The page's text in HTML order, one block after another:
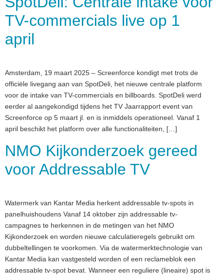
TV-commercials live op 1
april
Amsterdam, 19 maart 2025 – Screenforce kondigt met trots de
officiële livegang aan van SpotDeli, het nieuwe centrale platform
voor de intake van TV-commercials en billboards. SpotDeli werd
eerder al aangekondigd tijdens het TV Jaarrapport event van
Screenforce op 5 maart jl. en is inmiddels operationeel. Vanaf 1
april beschikt het platform over alle functionaliteiten, […]
NMO Kijkonderzoek gereed
voor Addressable TV
Watermerk van Kantar Media herkent addressable tv-spots in
panelhuishoudens Vanaf 14 oktober zijn addressable tv-
campagnes te herkennen in de metingen van het NMO
Kijkonderzoek en worden nieuwe calculatieregels gebruikt om
dubbeltellingen te voorkomen. Via de watermerktechnologie van
Kantar Media kan vastgesteld worden of een reclameblok een
addressable tv-spot bevat. Wanneer een reguliere (lineaire) spot is